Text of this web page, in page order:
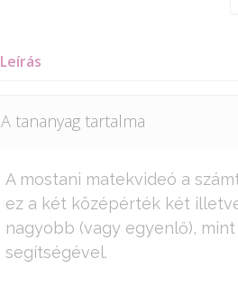
Leírás
A tananyag tartalma
A mostani matekvideó a
ez a két középérték két
nagyobb (vagy egyenlő),
segítségével.